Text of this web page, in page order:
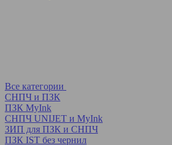
Все категории
СНПЧ и ПЗК
ПЗК MyInk
СНПЧ UNIJET и MyInk
ЗИП для ПЗК и СНПЧ
ПЗК IST без чернил